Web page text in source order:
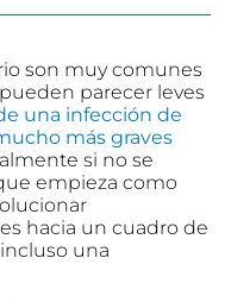
son muy comunes
parecer leves
una infección de
más graves
si no se
empieza como
hacia un cuadro de
una